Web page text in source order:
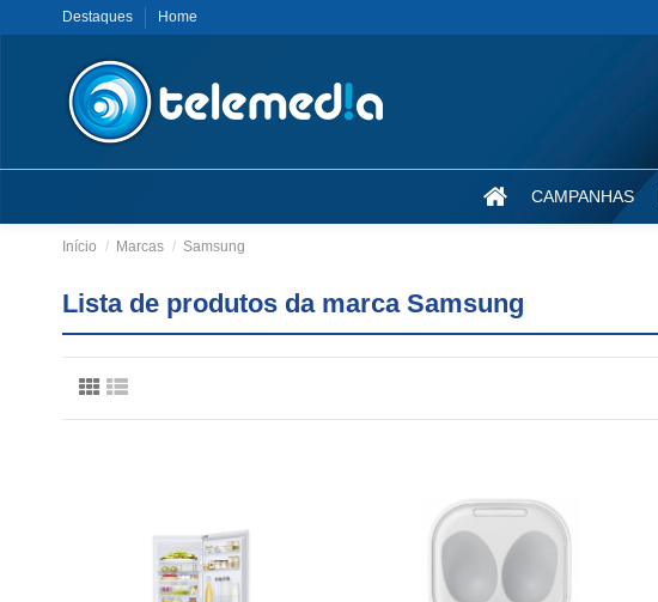
Destaques Home
CAMPANHAS
Início Marcas Samsung
Lista de produtos da marca Samsung